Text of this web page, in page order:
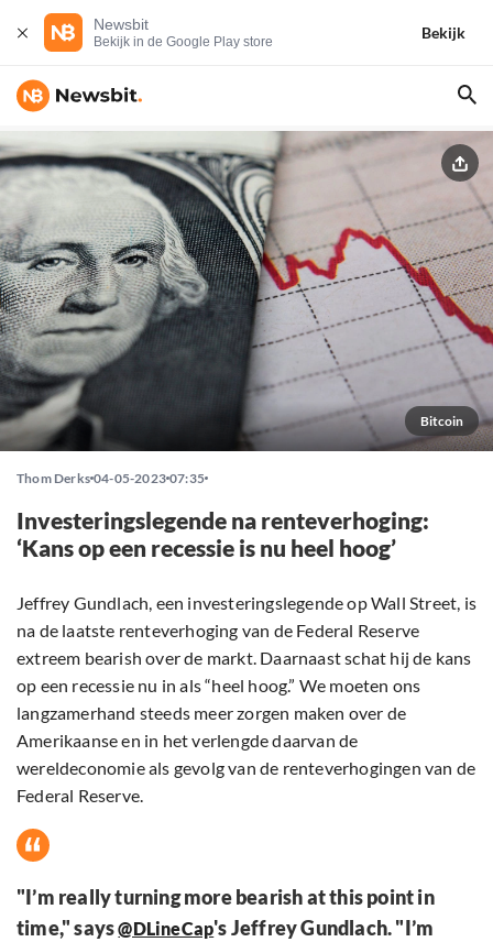
Newsbit
Bekijk in de Google Play store
Bekijk
Bitcoin
Thom Derks 04-05-2023 07:35
Investeringslegende na renteverhoging:
‘Kans op een recessie is nu heel hoog’
Jeffrey Gundlach, een investeringslegende op Wall Street, is
na de laatste renteverhoging van de Federal Reserve
extreem bearish over de markt. Daarnaast schat hij de kans
op een recessie nu in als “heel hoog.” We moeten ons
langzamerhand steeds meer zorgen maken over de
Amerikaanse en in het verlengde daarvan de
wereldeconomie als gevolg van de renteverhogingen van de
Federal Reserve.
"I’m really turning more bearish at this point in
time," says@DLineCap's Jeffrey Gundlach. "I’m